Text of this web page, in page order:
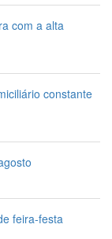
com a alta
constante
feira-festa